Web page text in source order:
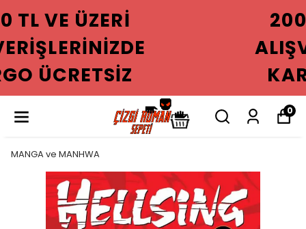
2000 TL VE ÜZERI
ALIŞVERIŞLERINIZDE
KARGO ÜCRETSIZ
0
MANGA ve MANHWA